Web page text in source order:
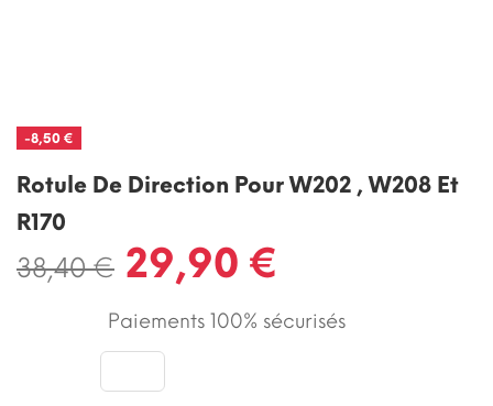
-8,50 €
Rotule De Direction Pour W202 , W208 Et
R170
38,40 € 29,90 €
Paiements 100% sécurisés